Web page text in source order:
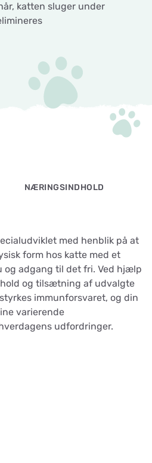
katten sluger under
NÆRINGSINDHOLD
med henblik på at
form hos katte med et
og adgang til det fri. Ved hjælp
og tilsætning af udvalgte
immunforsvaret, og din
varierende
udfordringer.